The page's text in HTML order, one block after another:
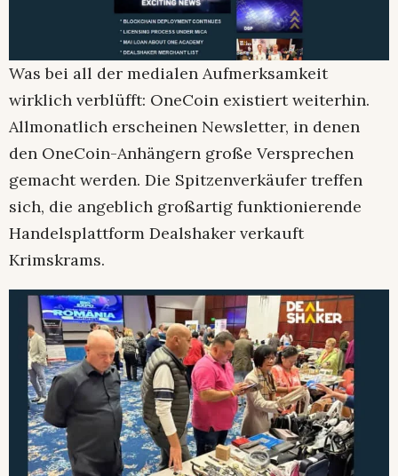
Was bei all der medialen Aufmerksamkeit
wirklich verblüfft: OneCoin existiert weiterhin.
Allmonatlich erscheinen Newsletter, in denen
den OneCoin-Anhängern große Versprechen
gemacht werden. Die Spitzenverkäufer treffen
sich, die angeblich großartig funktionierende
Handelsplattform Dealshaker verkauft
Krimskrams.